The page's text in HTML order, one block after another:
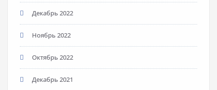
Декабрь 2022
Ноябрь 2022
Октябрь 2022
Декабрь 2021